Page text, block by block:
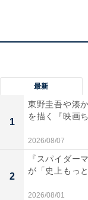
画像出典：関西テレビ
最新
1
東野圭吾や湊
を描く『映画
2026/08/07
2
『スパイダー
が「史上もっ
2026/08/01